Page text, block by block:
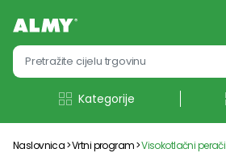
Kategorije
Naslovnica Vrtni program Visokotlačni perači